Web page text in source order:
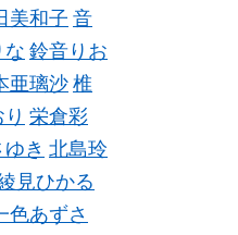
美和子 音
な 鈴音りお
亜璃沙 椎
栄倉彩
き 北島玲
見ひかる
色あずさ